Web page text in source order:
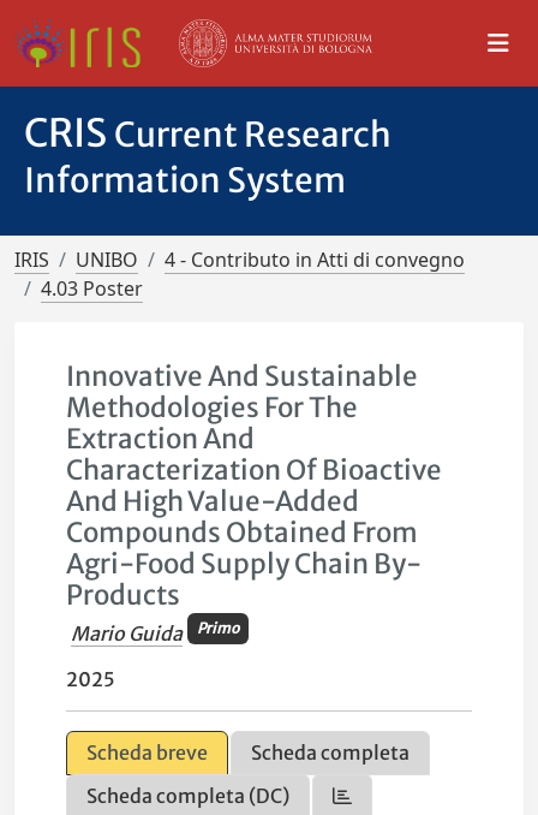
CRIS Current Research
Information System
IRIS UNIBO
4 - Contributo in Atti di convegno
4.03 Poster
Innovative And Sustainable
Methodologies For The
Extraction And
Characterization Of Bioactive
And High Value-Added
Compounds Obtained From
Agri-Food Supply Chain By-
Products
Mario Guida Primo
2025
Scheda breve
Scheda completa
Scheda completa (DC)